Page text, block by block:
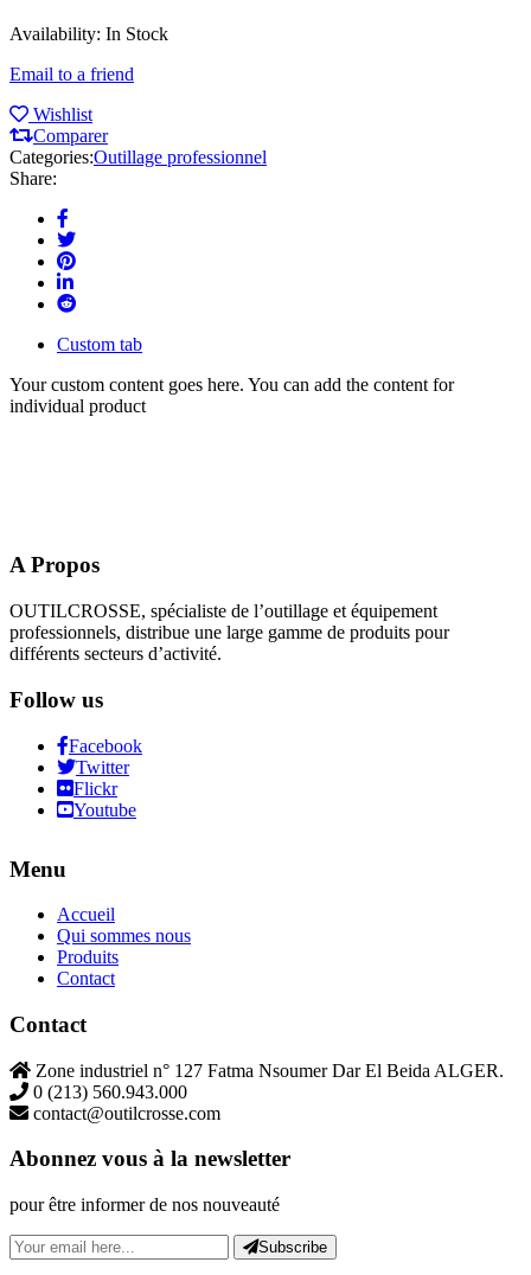
Availability: In Stock
Email to a friend
Wishlist
Comparer
Categories:Outillage professionnel
Share:
Custom tab
Your custom content goes here. You can add the content for
individual product
A Propos
OUTILCROSSE, spécialiste de l’outillage et équipement
professionnels, distribue une large gamme de produits pour
différents secteurs d’activité.
Follow us
Facebook
Twitter
Flickr
Youtube
Menu
Accueil
Qui sommes nous
Produits
Contact
Contact
Zone industriel n° 127 Fatma Nsoumer Dar El Beida ALGER.
0 (213) 560.943.000
contact@outilcrosse.com
Abonnez vous à la newsletter
pour être informer de nos nouveauté
Subscribe